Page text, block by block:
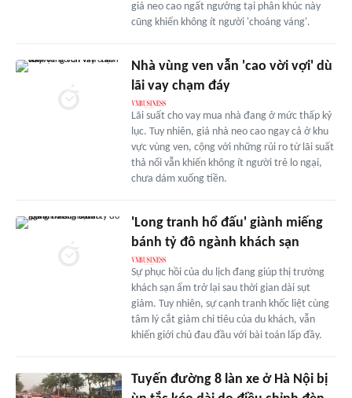
giá neo cao ngất ngưởng tại phân khúc này
cũng khiến không ít người 'choáng váng'.
Nhà vùng ven vẫn 'cao vời vợi' dù
lãi vay chạm đáy
Lãi suất cho vay mua nhà đang ở mức thấp kỷ
lục. Tuy nhiên, giá nhà neo cao ngay cả ở khu
vực vùng ven, cộng với những rủi ro từ lãi suất
thả nổi vẫn khiến không ít người trẻ lo ngại,
chưa dám xuống tiền.
'Long tranh hổ đấu' giành miếng
bánh tỷ đô ngành khách sạn
Sự phục hồi của du lịch đang giúp thị trường
khách sạn ấm trở lại sau thời gian dài sụt
giảm. Tuy nhiên, sự cạnh tranh khốc liệt cùng
tâm lý cắt giảm chi tiêu của du khách, vẫn
khiến giới chủ đau đầu với bài toán lấp đầy.
Tuyến đường 8 làn xe ở Hà Nội bị